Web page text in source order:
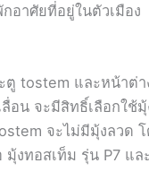
อาศัยที่อยู่ในตัวเมือง
ตู tostem และหน้าต่
อน จะมีสิทธิ์เลือกใช้
จะไม่มีมุ้งลวด
มุ้งทอสเท็ม รุ่น P7 แล